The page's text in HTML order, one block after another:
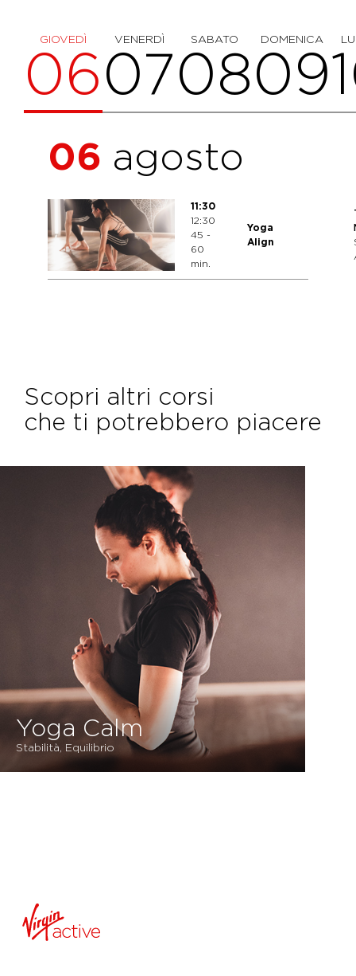
GIOVEDÌ
06 VENERDÌ
07 SABATO
08 DOMENICA
09
06 agosto
11:30
12:30
45 -
60
min.
Yoga
Align
Scopri altri corsi
che ti potrebbero piacere
Yoga Calm
Stabilità, Equilibrio